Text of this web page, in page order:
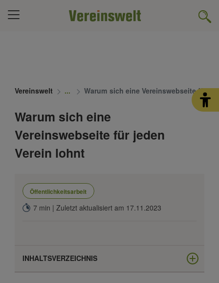
Vereinswelt Warum sich eine Vereinswebseite für
Warum sich eine
Vereinswebseite für jeden
Verein lohnt
Öffentlichkeitsarbeit
7 min | Zuletzt aktualisiert am 17.11.2023
INHALTSVERZEICHNIS